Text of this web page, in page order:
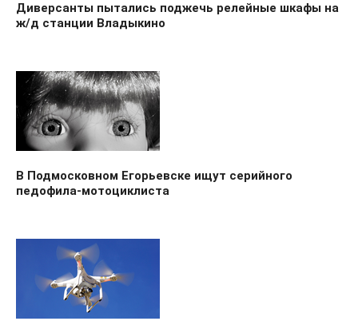
Диверсанты пытались поджечь релейные шкафы на
ж/д станции Владыкино
В Подмосковном Егорьевске ищут серийного
педофила-мотоциклиста